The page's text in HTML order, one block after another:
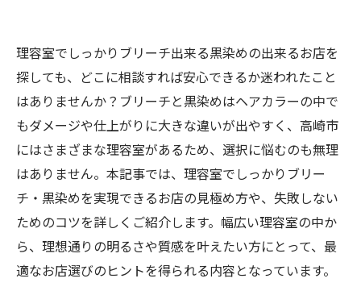
理容室でしっかりブリーチ出来る黒染めの出来るお店を
探しても、どこに相談すれば安心できるか迷われたこと
はありませんか？ブリーチと黒染めはヘアカラーの中で
もダメージや仕上がりに大きな違いが出やすく、高崎市
にはさまざまな理容室があるため、選択に悩むのも無理
はありません。本記事では、理容室でしっかりブリー
チ・黒染めを実現できるお店の見極め方や、失敗しない
ためのコツを詳しくご紹介します。幅広い理容室の中か
ら、理想通りの明るさや質感を叶えたい方にとって、最
適なお店選びのヒントを得られる内容となっています。